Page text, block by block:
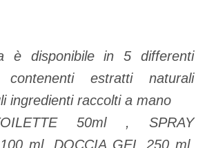
è disponibile in 5 differenti
estratti naturali
ingredienti raccolti a mano
50ml , SPRAY
ml, DOCCIA GEL 250 ml,